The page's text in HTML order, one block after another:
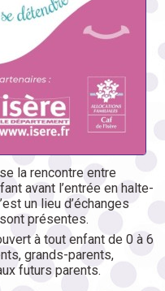
la rencontre entre
avant l’entrée en halte-
un lieu d’échanges
présentes.
à tout enfant de 0 à 6
grands-parents,
futurs parents.